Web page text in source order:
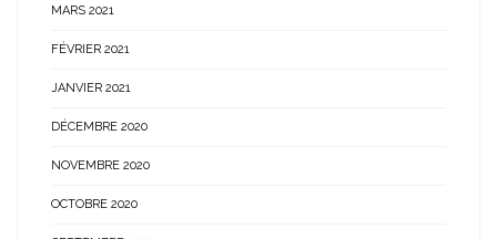
MARS 2021
FÉVRIER 2021
JANVIER 2021
DÉCEMBRE 2020
NOVEMBRE 2020
OCTOBRE 2020